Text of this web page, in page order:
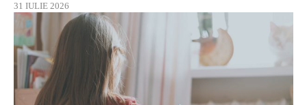
31 IULIE 2026